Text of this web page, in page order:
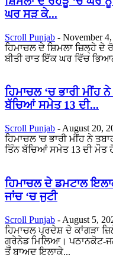
ਘਰ ਸੜ ਕੇ...
Scroll Punjab - November
ਹਿਮਾਚਲ ਦੇ ਸ਼ਿਮਲਾ ਜ਼ਿਲ੍ਹੇ ਦੇ
ਬੀਤੀ ਰਾਤ ਇੱਕ ਘਰ ਵਿੱਚ
ਹਿਮਾਚਲ ‘ਚ ਭਾਰੀ ਮੀਂਹ
ਬੱਚਿਆਂ ਸਮੇਤ 13 ਦੀ...
Scroll Punjab - August 20,
ਹਿਮਾਚਲ 'ਚ ਭਾਰੀ ਮੀਂਹ ਨੇ
ਤਿੰਨ ਬੱਚਿਆਂ ਸਮੇਤ 13 ਦੀ ਮੌਤ
ਹਿਮਾਚਲ ਦੇ ਡਮਟਾਲ
ਜਾਂਚ ‘ਚ ਜੁਟੀ
Scroll Punjab - August 5,
ਹਿਮਾਚਲ ਪ੍ਰਦੇਸ਼ ਦੇ ਕਾਂਗੜਾ
ਗ੍ਰੇਨੇਡ ਮਿਲਿਆ। ਪਠਾਨਕੋਟ-
ਤੋਂ ਬਾਅਦ ਇਲਾਕੇ...